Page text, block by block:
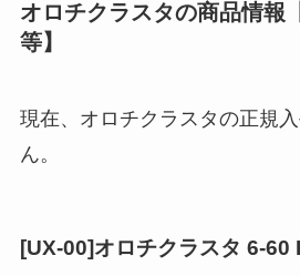
オロチクラスタの商品情報
等】
現在、オロチクラスタの正規
ん。
[UX-00]オロチクラスタ 6-60